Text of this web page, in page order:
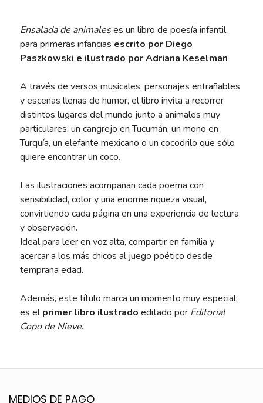
Ensalada de animaleses un libro de poesía infantil
para primeras infancias escrito por Diego
Paszkowski e ilustrado por Adriana Keselman
A través de versos musicales, personajes entrañables
y escenas llenas de humor, el libro invita a recorrer
distintos lugares del mundo junto a animales muy
particulares: un cangrejo en Tucumán, un mono en
Turquía, un elefante mexicano o un cocodrilo que sólo
quiere encontrar un coco.
Las ilustraciones acompañan cada poema con
sensibilidad, color y una enorme riqueza visual,
convirtiendo cada página en una experiencia de lectura
y observación.
Ideal para leer en voz alta, compartir en familia y
acercar a los más chicos al juego poético desde
temprana edad.
Además, este título marca un momento muy especial:
es elprimer libro ilustrado editado por Editorial
Copo de Nieve.
MEDIOS DE PAGO